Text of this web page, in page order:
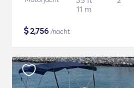
11 m
$2,756 /nacht